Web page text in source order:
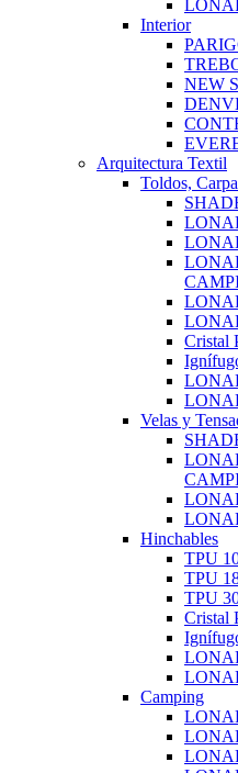
Interior
NEW
Arquitectura Textil
Toldos,
Cristal
Velas y
Hinchables
TPU
TPU
TPU
Cristal
Camping